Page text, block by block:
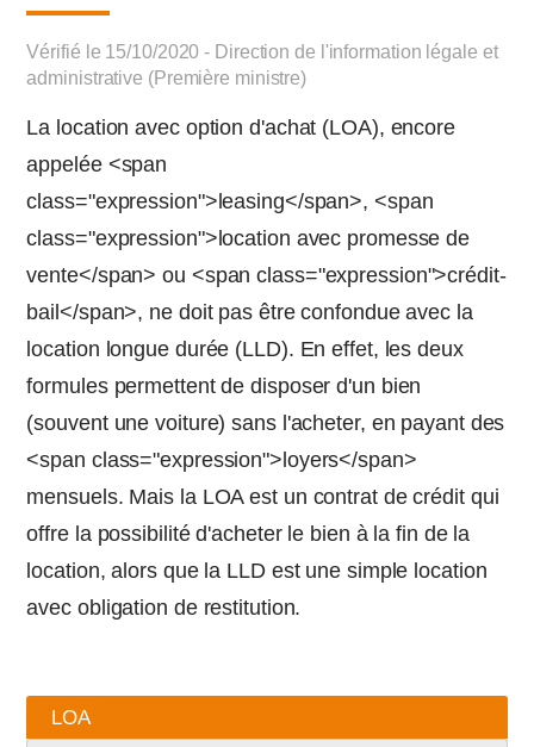
Vérifié le 15/10/2020 - Direction de l'information légale et
administrative (Première ministre)
La location avec option d'achat (LOA), encore
appelée <span
class="expression">leasing</span>, <span
class="expression">location avec promesse de
vente</span> ou <span class="expression">crédit-
bail</span>, ne doit pas être confondue avec la
location longue durée (LLD). En effet, les deux
formules permettent de disposer d'un bien
(souvent une voiture) sans l'acheter, en payant des
<span class="expression">loyers</span>
mensuels. Mais la LOA est un contrat de crédit qui
offre la possibilité d'acheter le bien à la fin de la
location, alors que la LLD est une simple location
avec obligation de restitution.
LOA